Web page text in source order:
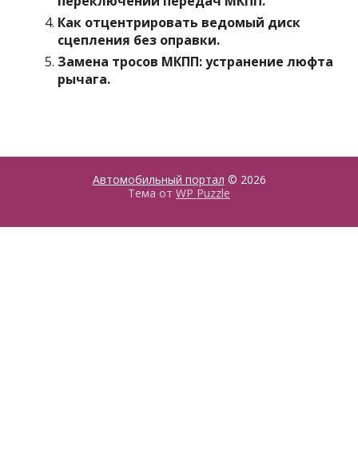
Как отцентрировать ведомый диск
сцепления без оправки.
Замена тросов МКПП: устранение люфта
рычага.
Автомобильный портал © 2026
Тема от WP Puzzle